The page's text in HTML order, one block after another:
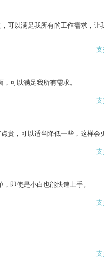
可以满足我所有的工作需求，让
可以满足我所有需求。
贵，可以适当降低一些，这样会
即使是小白也能快速上手。